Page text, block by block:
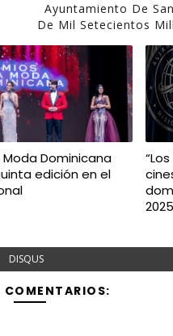
Ayuntamiento De
De Mil Setecientos
Dominicana
edición en el
2025
DISQUS
COMENTARIOS: